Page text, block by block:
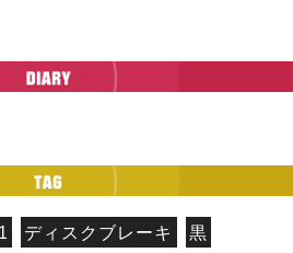
ディスクブレーキ 黒